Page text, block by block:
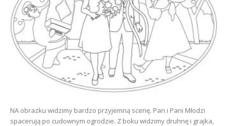
NA obrazku widzimy bardzo przyjemną scenę. Pan i Pani Młodzi
spacerują po cudownym ogrodzie. Z boku widzimy druhnę i grajka,